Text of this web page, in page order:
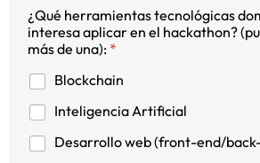
¿Qué herramientas tecnológicas
interesa aplicar en el hackathon?
más de una): *
Blockchain
Inteligencia Artificial
Desarrollo web (front-end/